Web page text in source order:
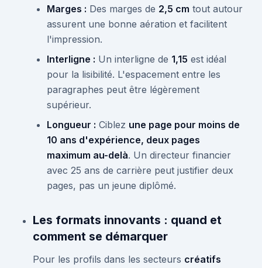
Marges : Des marges de 2,5 cm tout autour
assurent une bonne aération et facilitent
l'impression.
Interligne : Un interligne de 1,15 est idéal
pour la lisibilité. L'espacement entre les
paragraphes peut être légèrement
supérieur.
Longueur : Ciblez une page pour moins de
10 ans d'expérience, deux pages
maximum au-delà. Un directeur financier
avec 25 ans de carrière peut justifier deux
pages, pas un jeune diplômé.
Les formats innovants : quand et
comment se démarquer
Pour les profils dans les secteurs créatifs